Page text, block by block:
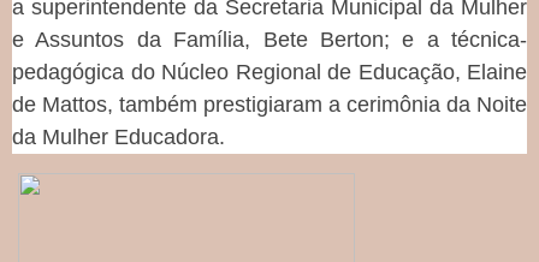
a superintendente da Secretaria Municipal da Mulher
e Assuntos da Família, Bete Berton; e a técnica-
pedagógica do Núcleo Regional de Educação, Elaine
de Mattos, também prestigiaram a cerimônia da Noite
da Mulher Educadora.